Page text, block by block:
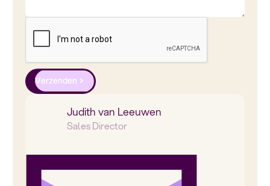
Judith van Leeuwen
Sales Director
Verzenden